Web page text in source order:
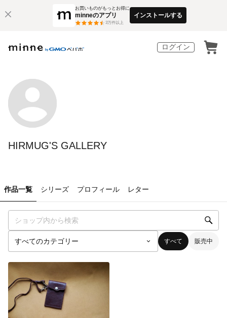
お買いものがもっとお得に
minneのアプリ
3万件以上
インストールする
ログイン
HIRMUG'S GALLERY
作品一覧 シリーズ プロフィール レター
すべて 販売中